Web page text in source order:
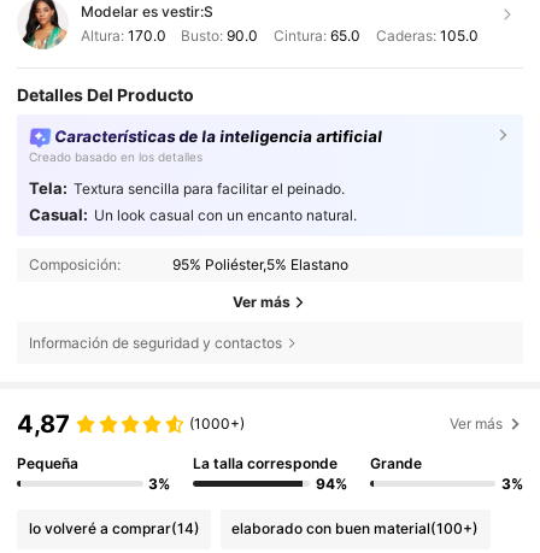
Modelar es vestir:S
Altura: 170.0 Busto:90.0 Cintura: 65.0 Caderas: 105.0
Detalles Del Producto
Características de la inteligencia artificial
Creado basado en los detalles
Tela: Textura sencilla para facilitar el peinado.
Casual: Un look casual con un encanto natural.
Composición: 95% Poliéster,5% Elastano
Ver más
Información de seguridad y contactos
4,87 (1000+) Ver más
Pequeña
3%
La talla corresponde
94%
Grande
3%
lo volveré a comprar(14) elaborado con buen material(100+)